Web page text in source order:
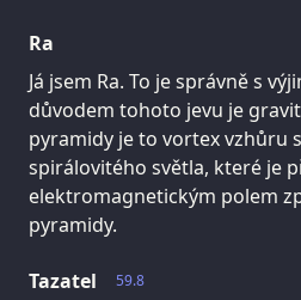
Ra
Já jsem Ra. To je správně s
důvodem tohoto jevu je
pyramidy je to vortex vzhůru
spirálovitého světla, které je
elektromagnetickým polem
pyramidy.
59.8
Tazatel